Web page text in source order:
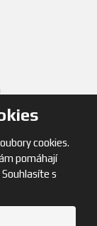
cookies.
pomáhají
s